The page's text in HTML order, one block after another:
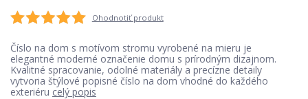
Ohodnotiť produkt
Číslo na dom s motívom stromu vyrobené na mieru je
elegantné moderné označenie domu s prírodným dizajnom.
Kvalitné spracovanie, odolné materiály a precízne detaily
vytvoria štýlové popisné číslo na dom vhodné do každého
exteriéru celý popis